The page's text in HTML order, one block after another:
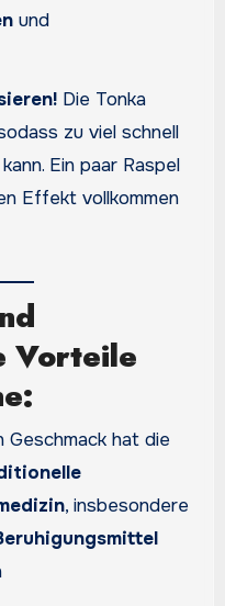
und
Die Tonka
zu viel schnell
Ein paar Raspel
Effekt vollkommen
Vorteile
Geschmack hat die
, insbesondere